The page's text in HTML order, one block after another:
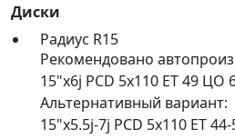
Диски
Радиус R15
Рекомендовано
15"x6j PCD 5x110 ET 49 ЦО
Альтернативный вариант:
15"x5.5j-7j PCD 5x110 ET